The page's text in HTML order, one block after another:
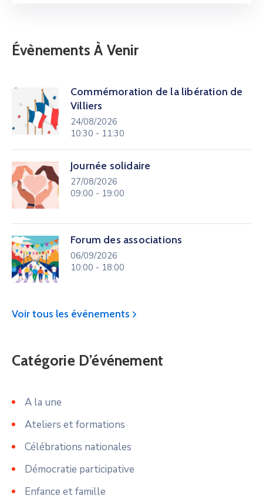
Évènements À Venir
Commémoration de la libération de
Villiers
24/08/2026
10:30 - 11:30
Journée solidaire
27/08/2026
09:00 - 19:00
Forum des associations
06/09/2026
10:00 - 18:00
Voir tous les événements
Catégorie D’événement
A la une
Ateliers et formations
Célébrations nationales
Démocratie participative
Enfance et famille